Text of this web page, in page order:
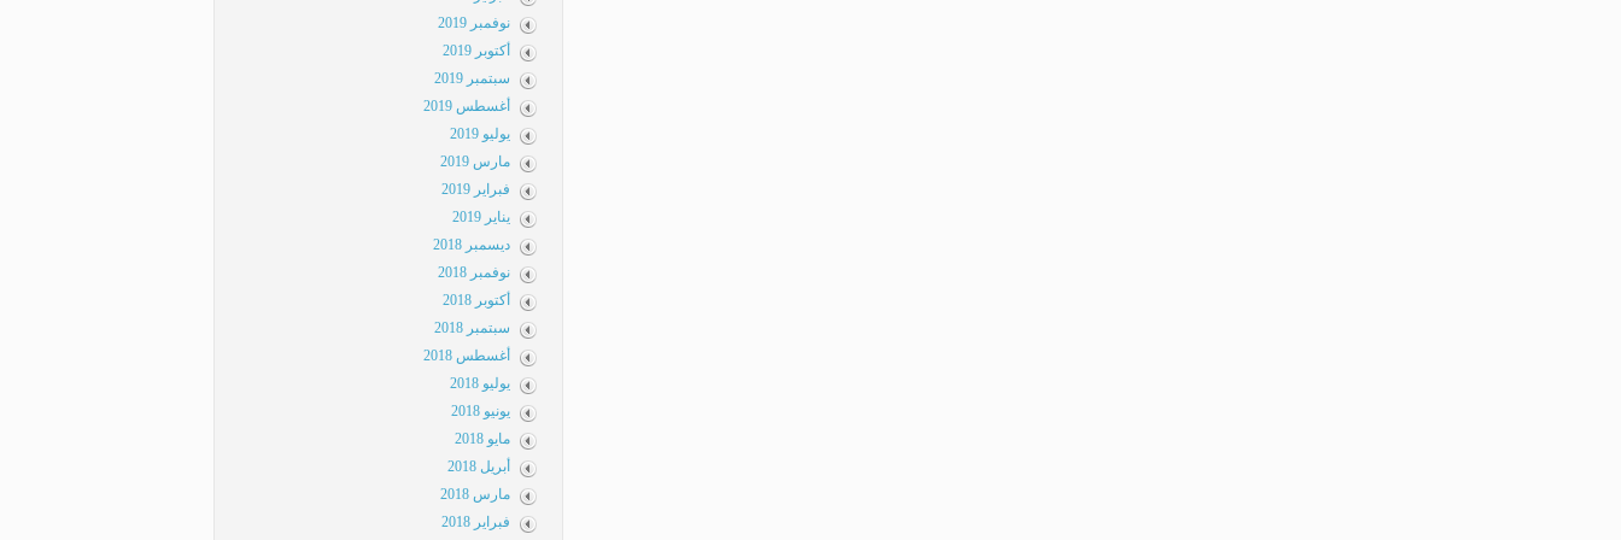
نوفمبر 2019
أكتوبر 2019
سبتمبر 2019
أغسطس 2019
يوليو 2019
مارس 2019
فبراير 2019
يناير 2019
ديسمبر 2018
نوفمبر 2018
أكتوبر 2018
سبتمبر 2018
أغسطس 2018
يوليو 2018
يونيو 2018
مايو 2018
أبريل 2018
مارس 2018
فبراير 2018